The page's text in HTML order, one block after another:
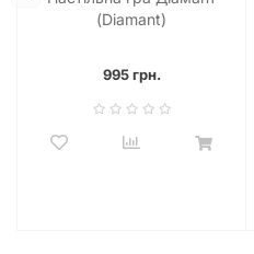
(Diamant)
995 грн.